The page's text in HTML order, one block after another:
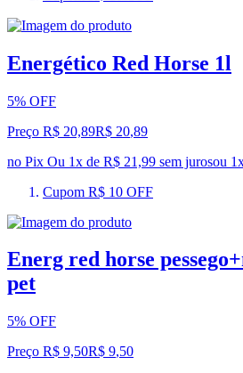
Energético Red Horse 1l
5% OFF
Preço R$ 20,89R$ 20,89
no Pix Ou 1x de R$ 21,99 sem jurosou 1
Cupom R$ 10 OFF
Energ red horse
pet
5% OFF
Preço R$ 9,50R$ 9,50